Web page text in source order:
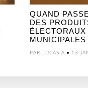
QUAND
DES
MUNICIPALES
PAR LUCAS A 13